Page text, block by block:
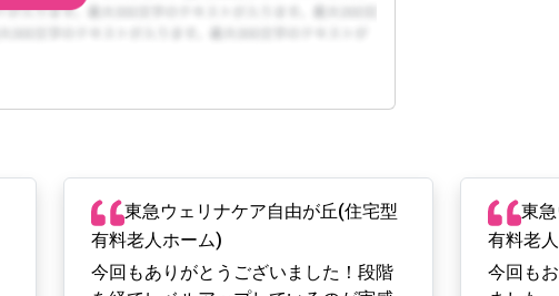
東急ウェリナケア自由が丘(住宅型
有料老人ホーム)
今回もありがとうございました！段階
東
有料老
今回も